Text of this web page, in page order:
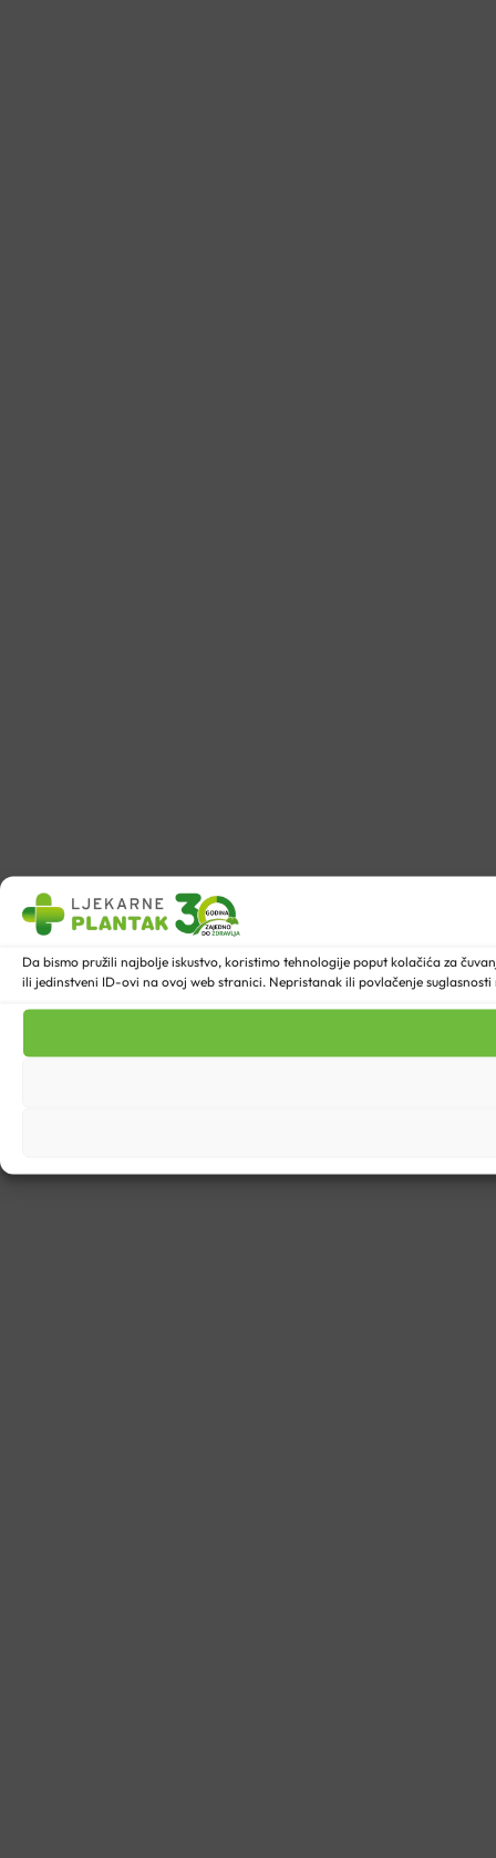
Da bismo pružili najbolje iskustvo, koristimo tehnologije poput kolačića za
ili jedinstveni ID-ovi na ovoj web stranici. Nepristanak ili povlačenje